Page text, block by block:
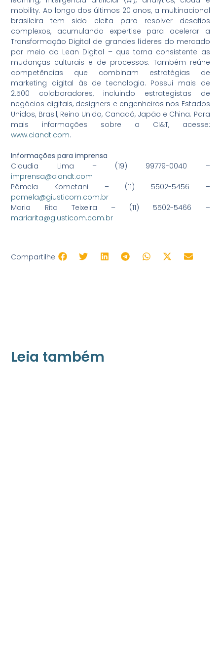
mobility. Ao longo dos últimos 20 anos, a multinacional
brasileira tem sido eleita para resolver desafios
complexos, acumulando expertise para acelerar a
Transformação Digital de grandes líderes do mercado
por meio do Lean Digital – que torna consistente as
mudanças culturais e de processos. Também reúne
competências que combinam estratégias de
marketing digital às de tecnologia. Possui mais de
2.500 colaboradores, incluindo estrategistas de
negócios digitais, designers e engenheiros nos Estados
Unidos, Brasil, Reino Unido, Canadá, Japão e China. Para
mais informações sobre a CI&T, acesse:
www.ciandt.com.
Informações para imprensa
Claudia Lima – (19) 99779-0040 –
imprensa@ciandt.com
Pâmela Kometani – (11) 5502-5456 –
pamela@giusticom.com.br
Maria Rita Teixeira – (11) 5502-5466 –
mariarita@giusticom.com.br
Compartilhe:
Leia também